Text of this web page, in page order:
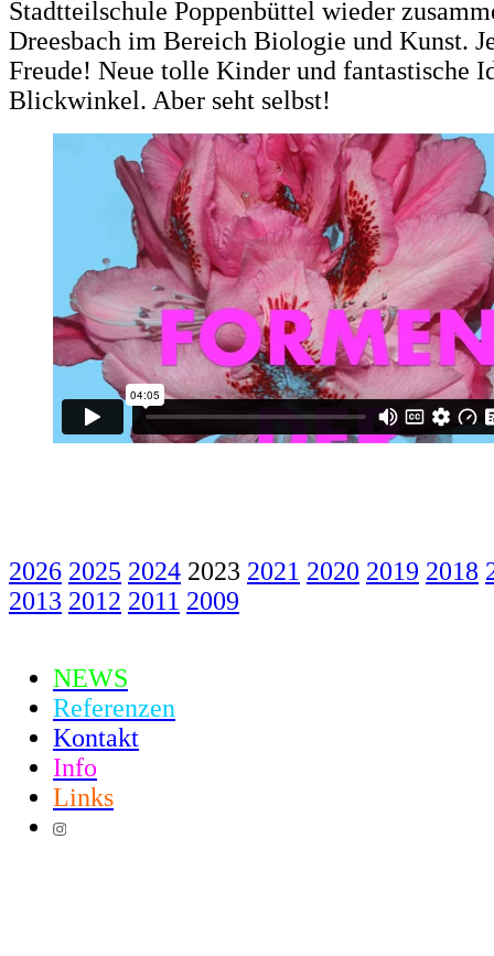
Stadtteilschule Poppenbüttel wieder
Dreesbach im Bereich Biologie und Kunst.
Freude! Neue tolle Kinder und fantastische
Blickwinkel. Aber seht selbst!
2026 2025 2024 2023 2021 2020 2019 2018
2013 2012 2011 2009
NEWS
Referenzen
Kontakt
Info
Links